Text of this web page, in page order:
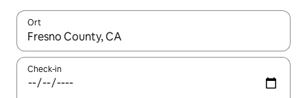
Ort
Wenn Ergebnisse verfügbar sind, navigiere mit den
Check-in